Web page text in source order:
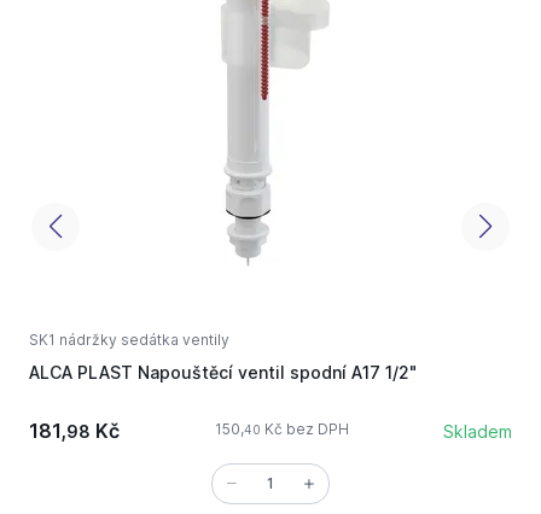
SK1 nádržky sedátka ventily
ALCA PLAST Napouštěcí ventil spodní A17 1/2"
181,98 Kč 150,40 Kč bez DPH Skladem